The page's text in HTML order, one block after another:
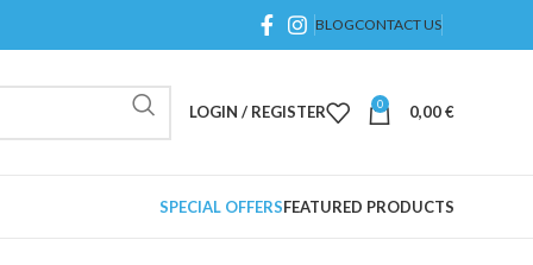
BLOGCONTACT US
LOGIN / REGISTER 0 0,00€
SPECIAL OFFERSFEATURED PRODUCTS